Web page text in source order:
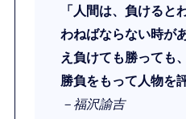
「人間は、負けると
わねばならない時が
え負けても勝っても
勝負をもって人物を
－福沢諭吉